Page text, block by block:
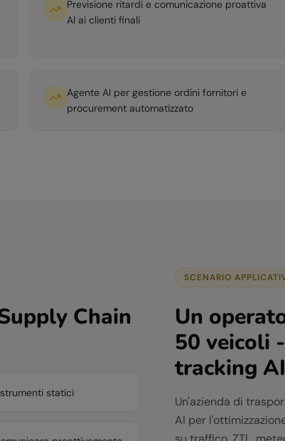
Previsione ritardi e comunicazione proattiva
AI ai clienti finali
Agente AI per gestione ordini fornitori e
procurement automatizzato
Chain
statici
SCENARIO
Un
50 veicoli
tracking AI
Un'azienda di
AI per